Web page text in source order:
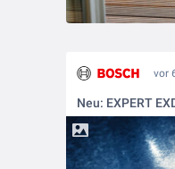
vor
Neu: EXPERT